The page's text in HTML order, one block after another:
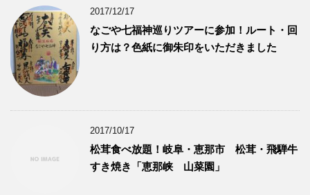
2017/12/17
なごや七福神巡りツアーに参加！ルート・回
り方は？色紙に御朱印をいただきました
2017/10/17
松茸食べ放題！岐阜・恵那市 松茸・飛騨牛
すき焼き「恵那峡 山菜園」